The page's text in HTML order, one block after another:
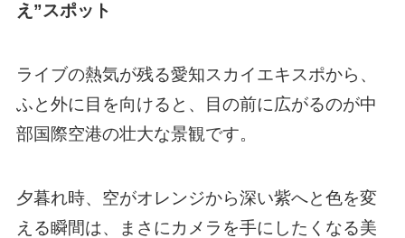
え”スポット
ライブの熱気が残る愛知スカイエキスポから、
ふと外に目を向けると、目の前に広がるのが中
部国際空港の壮大な景観です。
夕暮れ時、空がオレンジから深い紫へと色を変
える瞬間は、まさにカメラを手にしたくなる美